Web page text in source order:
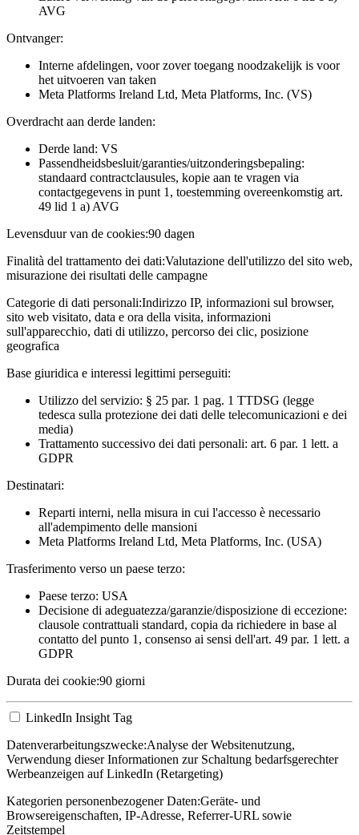
AVG
Ontvanger:
Interne afdelingen, voor zover toegang noodzakelijk is voor
het uitvoeren van taken
Meta Platforms Ireland Ltd, Meta Platforms, Inc. (VS)
Overdracht aan derde landen:
Derde land: VS
Passendheidsbesluit/garanties/uitzonderingsbepaling:
standaard contractclausules, kopie aan te vragen via
contactgegevens in punt 1, toestemming overeenkomstig art.
49 lid 1 a) AVG
Levensduur van de cookies:90 dagen
Finalità del trattamento dei dati:Valutazione dell'utilizzo del sito web,
misurazione dei risultati delle campagne
Categorie di dati personali:Indirizzo IP, informazioni sul browser,
sito web visitato, data e ora della visita, informazioni
sull'apparecchio, dati di utilizzo, percorso dei clic, posizione
geografica
Base giuridica e interessi legittimi perseguiti:
Utilizzo del servizio: § 25 par. 1 pag. 1 TTDSG (legge
tedesca sulla protezione dei dati delle telecomunicazioni e dei
media)
Trattamento successivo dei dati personali: art. 6 par. 1 lett. a
GDPR
Destinatari:
Reparti interni, nella misura in cui l'accesso è necessario
all'adempimento delle mansioni
Meta Platforms Ireland Ltd, Meta Platforms, Inc. (USA)
Trasferimento verso un paese terzo:
Paese terzo: USA
Decisione di adeguatezza/garanzie/disposizione di eccezione:
clausole contrattuali standard, copia da richiedere in base al
contatto del punto 1, consenso ai sensi dell'art. 49 par. 1 lett. a
GDPR
Durata dei cookie:90 giorni
LinkedIn Insight Tag
Datenverarbeitungszwecke:Analyse der Websitenutzung,
Verwendung dieser Informationen zur Schaltung bedarfsgerechter
Werbeanzeigen auf LinkedIn (Retargeting)
Kategorien personenbezogener Daten:Geräte- und
Browsereigenschaften, IP-Adresse, Referrer-URL sowie
Zeitstempel